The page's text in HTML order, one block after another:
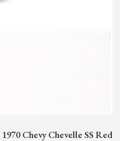
1970 Chevy Chevelle SS Red